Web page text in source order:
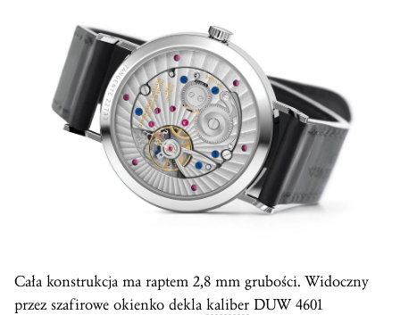
Cała konstrukcja ma raptem 2,8 mm grubości. Widoczny
przez szafirowe okienko dekla kaliber DUW 4601